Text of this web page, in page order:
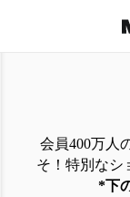
会員400万人
そ！特別なシ
*下